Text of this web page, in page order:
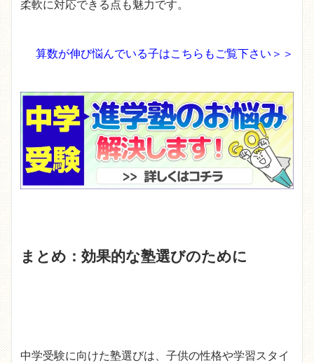
柔軟に対応できる点も魅力です。
算数が伸び悩んでいる子はこちらもご覧下さい＞＞
まとめ：効果的な塾選びのために
中学受験に向けた塾選びは、子供の性格や学習スタイ